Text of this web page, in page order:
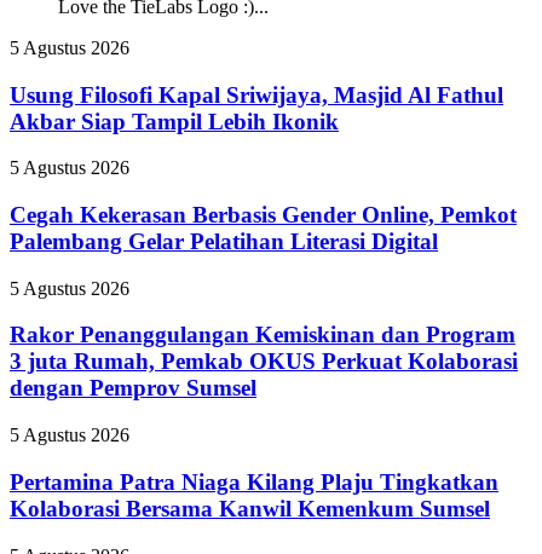
Love the TieLabs Logo :)...
Usung
Kapal
Sriwijaya,
Masjid
Fathul
Siap
Tampil
Ikonik
5 Agustus 2026
Usung Filosofi Kapal Sriwijaya, Masjid Al Fathul
Akbar Siap Tampil Lebih Ikonik
Cegah
Berbasis
Gender
Online,
Palembang
Pelatihan
Literasi
Digital
5 Agustus 2026
Cegah Kekerasan Berbasis Gender Online, Pemkot
Palembang Gelar Pelatihan Literasi Digital
Rakor
Kemiskinan
dan
Program
3
Rumah,
OKUS
Perkuat
dengan
5 Agustus 2026
Rakor Penanggulangan Kemiskinan dan Program
3 juta Rumah, Pemkab OKUS Perkuat Kolaborasi
dengan Pemprov Sumsel
Pertamina
Niaga
Kilang
Plaju
5 Agustus 2026
Pertamina Patra Niaga Kilang Plaju Tingkatkan
Kolaborasi Bersama Kanwil Kemenkum Sumsel